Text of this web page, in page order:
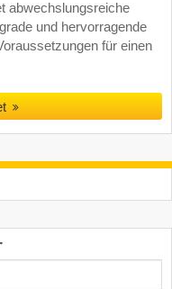
abwechslungsreiche
und hervorragende
für einen